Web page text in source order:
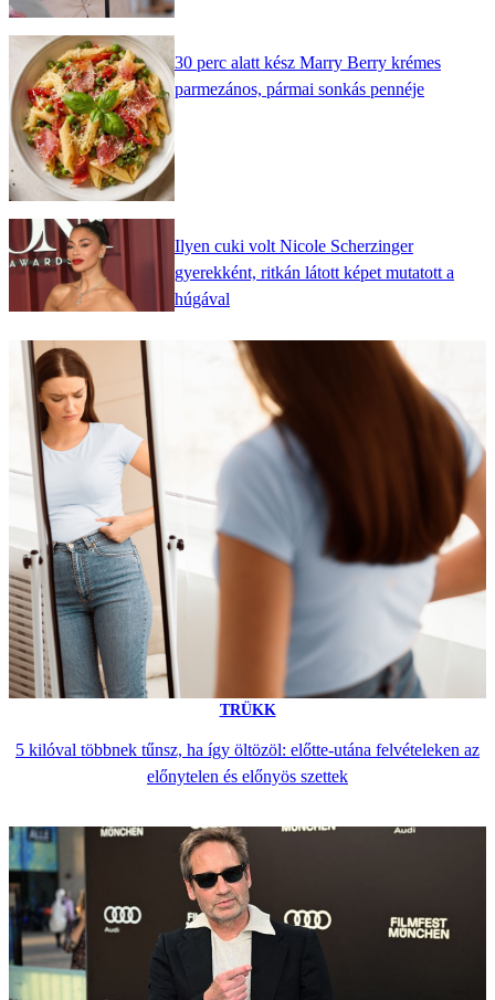
30 perc alatt kész Marry Berry krémes
parmezános, pármai sonkás pennéje
Ilyen cuki volt Nicole Scherzinger
gyerekként, ritkán látott képet mutatott a
húgával
TRÜKK
5 kilóval többnek tűnsz, ha így öltözöl: előtte-utána felvételeken az
előnytelen és előnyös szettek